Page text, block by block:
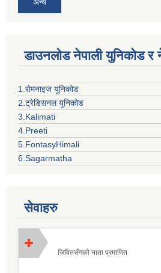
डाउनलोड नेपाली युनिकोड र
1.रोमनाइज युनिकोड
2.ट्रेडिसनल युनिकोड
3.Kalimati
4.Preeti
5.FontasyHimali
6.Sagarmatha
सेवाहरु
जिवितसँगको नाता प्रमाणित